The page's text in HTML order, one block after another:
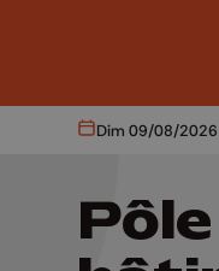
Aujourd'hui
Dim 09/08/